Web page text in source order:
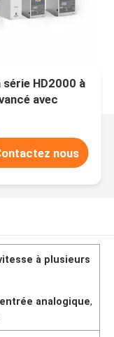
HD2000 à
avec
et 2
nous
à plusieurs
analogique,